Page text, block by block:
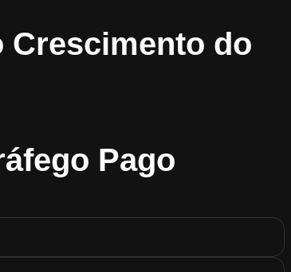
Crescimento do
Pago